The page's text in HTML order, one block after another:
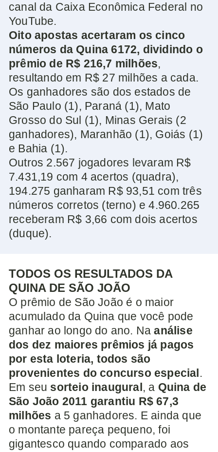
canal da Caixa Econômica Federal no
YouTube.
Oito apostas acertaram os cinco
números da Quina 6172, dividindo o
prêmio de R$ 216,7 milhões,
resultando em R$ 27 milhões a cada.
Os ganhadores são dos estados de
São Paulo (1), Paraná (1), Mato
Grosso do Sul (1), Minas Gerais (2
ganhadores), Maranhão (1), Goiás (1)
e Bahia (1).
Outros 2.567 jogadores levaram R$
7.431,19 com 4 acertos (quadra),
194.275 ganharam R$ 93,51 com três
números corretos (terno) e 4.960.265
receberam R$ 3,66 com dois acertos
(duque).
TODOS OS RESULTADOS DA
QUINA DE SÃO JOÃO
O prêmio de São João é o maior
acumulado da Quina que você pode
ganhar ao longo do ano. Naanálise
dos dez maiores prêmios já pagos
por esta loteria, todos são
provenientes do concurso especial.
Em seu sorteio inaugural, a Quina de
São João 2011 garantiu R$ 67,3
milhões a 5 ganhadores. E ainda que
o montante pareça pequeno, foi
gigantesco quando comparado aos